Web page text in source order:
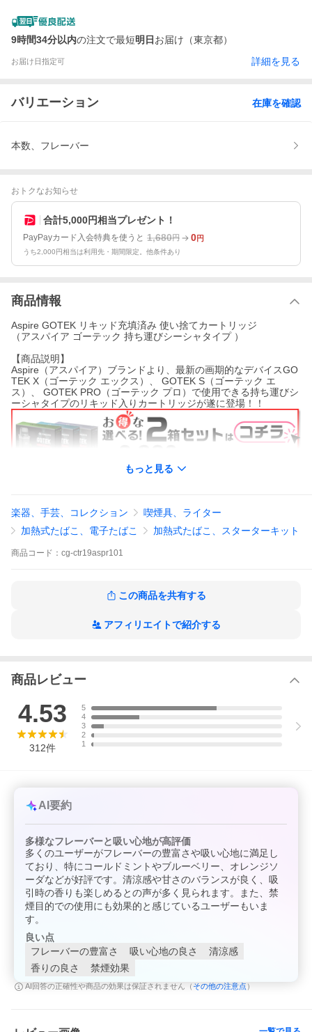
9時間34分以内の注文で最短明日 お届け（東京都）
お届け日指定可 詳細を見る
バリエーション 在庫を確認
本数、フレーバー
おトクなお知らせ
合計5,000円相当プレゼント！
PayPayカード入会特典を使うと 1,680円 0円
うち2,000円相当は利用先・期間限定。他条件あり
商品情報
Aspire GOTEK リキッド充填済み 使い捨てカートリッジ
（アスパイア ゴーテック 持ち運びシーシャタイプ ）
【商品説明】
Aspire（アスパイア）ブランドより、最新の画期的なデバイスGO
TEK X（ゴーテック エックス）、 GOTEK S（ゴーテック エ
ス）、 GOTEK PRO（ゴーテック プロ）で使用できる持ち運びシ
ーシャタイプのリキッド入りカートリッジが遂に登場！！
もっと見る
楽器、手芸、コレクション
喫煙具、ライター
加熱式たばこ、電子たばこ
加熱式たばこ、スターターキット
商品 コード： cg-ctr19aspr101
この商品を共有する
アフィリエイトで紹介する
商品レビュー
4.53
312件
5
4
3
2
1
AI要約
多様なフレーバーと吸い心地が高評価
多くのユーザーがフレーバーの豊富さや吸い心地に満足し
ており、特にコールドミントやブルーベリー、オレンジソ
ーダなどが好評です。清涼感や甘さのバランスが良く、吸
引時の香りも楽しめるとの声が多く見られます。また、禁
煙目的での使用にも効果的と感じているユーザーもいま
す。
良い点
フレーバーの豊富さ
吸い心地の良さ
清涼感
香りの良さ
禁煙効果
AI回答の正確性や商品の効果は保証されません（ その他の注意点 ）